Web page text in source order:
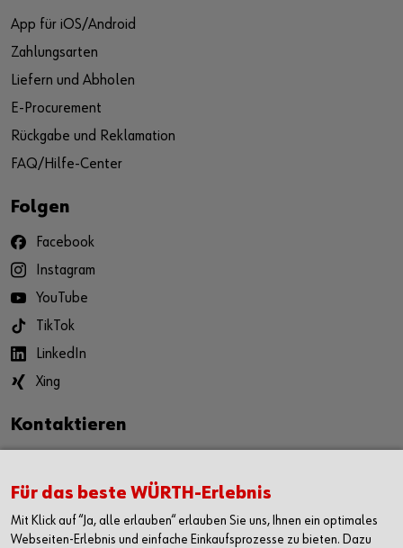
App für iOS/Android
Zahlungsarten
Liefern und Abholen
E-Procurement
Rückgabe und Reklamation
FAQ/Hilfe-Center
Folgen
Facebook
Instagram
YouTube
TikTok
LinkedIn
Xing
Kontaktieren
Reinhold-Würth-Straße 12-17
74653 Künzelsau-Gaisbach
Deutschland
Für das beste WÜRTH-Erlebnis
Mit Klick auf “Ja, alle erlauben“ erlauben Sie uns, Ihnen ein optimales
Webseiten-Erlebnis und einfache Einkaufsprozesse zu bieten. Dazu